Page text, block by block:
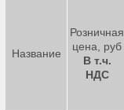
Название
Розничная
цена, руб
В т.ч.
НДС